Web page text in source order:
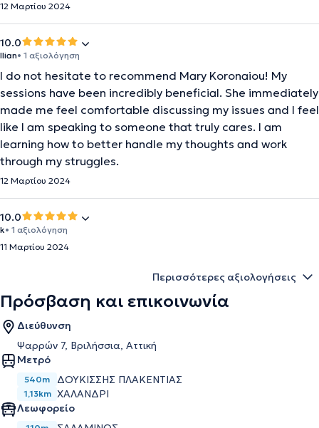
12 Μαρτίου 2024
10.0
Ilian• 1 αξιολόγηση
I do not hesitate to recommend Mary Koronaiou! My
sessions have been incredibly beneficial. She immediately
made me feel comfortable discussing my issues and I feel
like I am speaking to someone that truly cares. I am
learning how to better handle my thoughts and work
through my struggles.
12 Μαρτίου 2024
10.0
k• 1 αξιολόγηση
11 Μαρτίου 2024
Περισσότερες αξιολογήσεις
Πρόσβαση και επικοινωνία
Διεύθυνση
Ψαρρών 7, Βριλήσσια, Αττική
Μετρό
540m ΔΟΥΚΊΣΣΗΣ ΠΛΑΚΕΝΤΊΑΣ
1,13km ΧΑΛΆΝΔΡΙ
Λεωφορείο